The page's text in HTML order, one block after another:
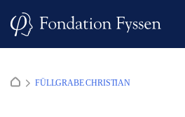
FÜLLGRABE CHRISTIAN